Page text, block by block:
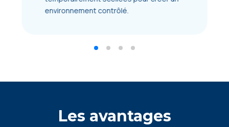
environnement contrôlé.
Les avantages